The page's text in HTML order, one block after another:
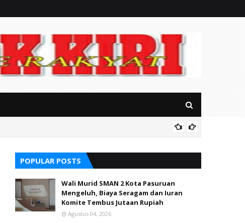
POPULAR POSTS
Wali Murid SMAN 2 Kota Pasuruan
Mengeluh, Biaya Seragam dan Iuran
Komite Tembus Jutaan Rupiah
Agustus 04, 2026